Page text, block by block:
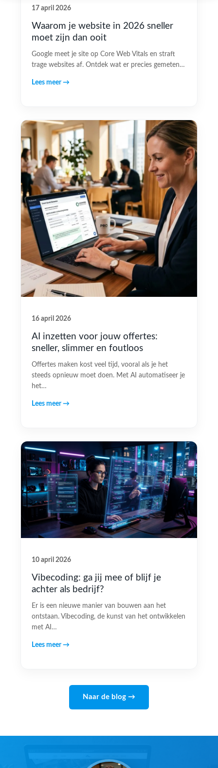
17 april 2026
Waarom je website in 2026 sneller
moet zijn dan ooit
Google meet je site op Core Web Vitals en straft
trage websites af. Ontdek wat er precies gemeten…
Lees meer →
16 april 2026
AI inzetten voor jouw offertes:
sneller, slimmer en foutloos
Offertes maken kost veel tijd, vooral als je het
steeds opnieuw moet doen. Met AI automatiseer je
het…
Lees meer →
10 april 2026
Vibecoding: ga jij mee of blijf je
achter als bedrijf?
Er is een nieuwe manier van bouwen aan het
ontstaan. Vibecoding, de kunst van het ontwikkelen
met AI…
Lees meer →
Naar de blog →